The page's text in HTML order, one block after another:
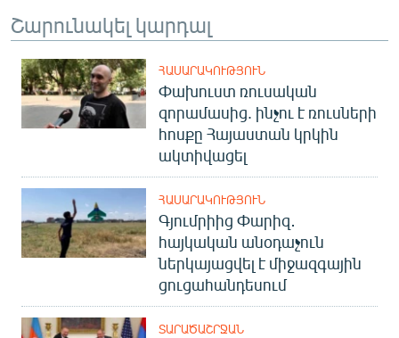
Շարունակել կարդալ
ՀԱՍԱՐԱԿՈՒԹՅՈՒՆ
Փախուստ ռուսական
զորամասից. ինչու է ռուսների
հոսքը Հայաստան կրկին
ակտիվացել
ՀԱՍԱՐԱԿՈՒԹՅՈՒՆ
Գյումրիից Փարիզ․
հայկական անօդաչուն
ներկայացվել է միջազգային
ցուցահանդեսում
ՏԱՐԱԾԱՇՐՋԱՆ